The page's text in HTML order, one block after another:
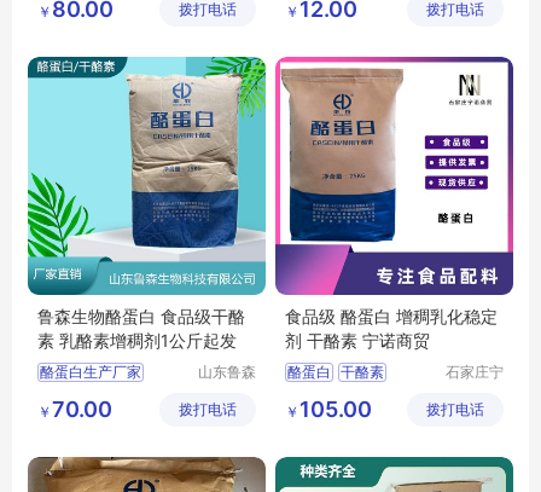
酪蛋白厂家价格
有限公司
￥ 80.00 拨打电话
乳清粉用途
有限公司
￥ 12.00 拨打电话
鲁森生物酪蛋白 食品级干酪
素 乳酪素增稠剂1公斤起发
酪蛋白生产厂家
酪蛋白含量
山东鲁森
有限公司
￥ 70.00 拨打电话
食品级 酪蛋白 增稠乳化稳定
剂 干酪素 宁诺商贸
酪蛋白
干酪素
石家庄宁
限公司
￥ 105.00 拨打电话